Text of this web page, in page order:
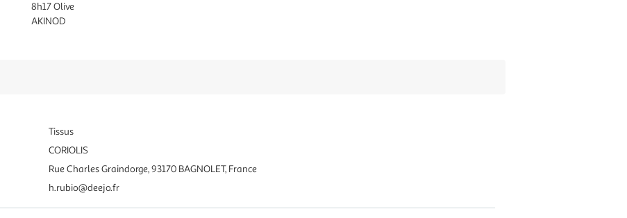
8h17 Olive
AKINOD
Tissus
CORIOLIS
Rue Charles Graindorge, 93170 BAGNOLET, France
h.rubio@deejo.fr